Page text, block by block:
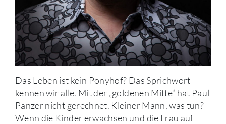
Das Leben ist kein Ponyhof? Das Sprichwort
kennen wir alle. Mit der „goldenen Mitte“ hat Paul
Panzer nicht gerechnet. Kleiner Mann, was tun? –
Wenn die Kinder erwachsen und die Frau auf